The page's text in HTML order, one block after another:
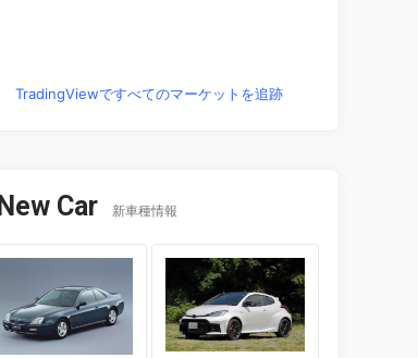
TradingViewですべてのマーケットを追跡
New Car 新車種情報